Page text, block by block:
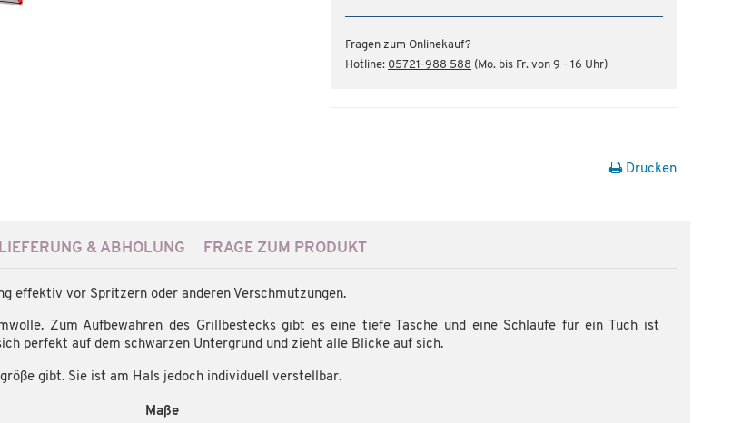
Fragen zum Onlinekauf?
Hotline: 05721-988 588 (Mo. bis Fr. von 9 - 16 Uhr)
Drucken
LIEFERUNG & ABHOLUNG FRAGE ZUM PRODUKT
effektiv vor Spritzern oder anderen Verschmutzungen.
Zum Aufbewahren des Grillbestecks gibt es eine tiefe Tasche und eine Schlaufe für ein Tuch ist
perfekt auf dem schwarzen Untergrund und zieht alle Blicke auf sich.
gibt. Sie ist am Hals jedoch individuell verstellbar.
Maße